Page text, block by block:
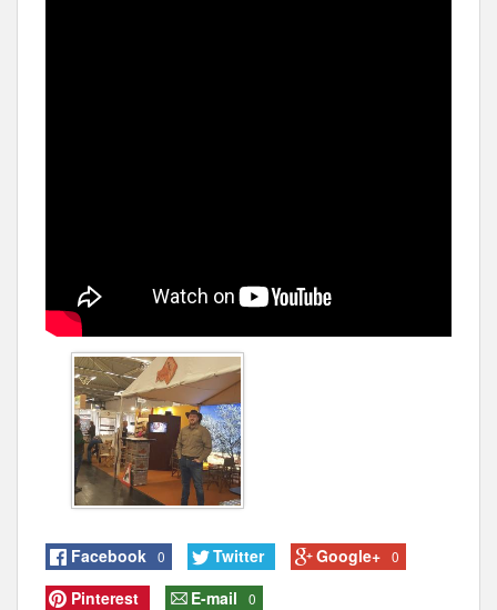
Facebook 0 Twitter Google+ 0
Pinterest E-mail 0